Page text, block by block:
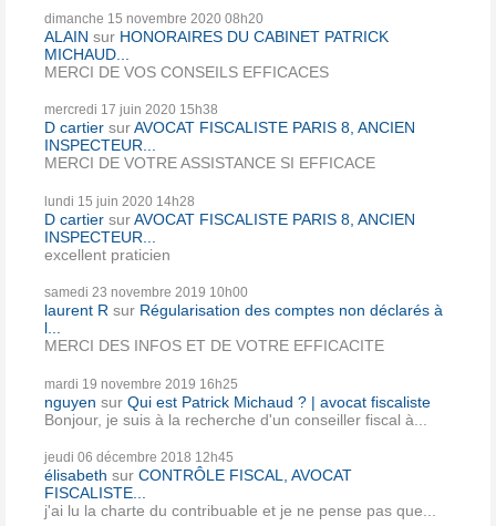
dimanche 15 novembre 2020 08h20
ALAIN sur HONORAIRES DU CABINET PATRICK
MICHAUD...
MERCI DE VOS CONSEILS EFFICACES
mercredi 17 juin 2020 15h38
D cartier surAVOCAT FISCALISTE PARIS 8, ANCIEN
INSPECTEUR...
MERCI DE VOTRE ASSISTANCE SI EFFICACE
lundi 15 juin 2020 14h28
D cartier surAVOCAT FISCALISTE PARIS 8, ANCIEN
INSPECTEUR...
excellent praticien
samedi 23 novembre 2019 10h00
laurent R sur Régularisation des comptes non déclarés à
l...
MERCI DES INFOS ET DE VOTRE EFFICACITE
mardi 19 novembre 2019 16h25
nguyen sur Qui est Patrick Michaud ? | avocat fiscaliste
Bonjour, je suis à la recherche d'un conseiller fiscal à...
jeudi 06 décembre 2018 12h45
élisabeth sur CONTRÔLE FISCAL, AVOCAT
FISCALISTE...
j'ai lu la charte du contribuable et je ne pense pas que...